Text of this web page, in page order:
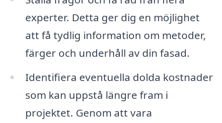
experter. Detta ger dig en möjlighet
att få tydlig information om metoder,
färger och underhåll av din fasad.
Identifiera eventuella dolda kostnader
som kan uppstå längre fram i
projektet. Genom att vara